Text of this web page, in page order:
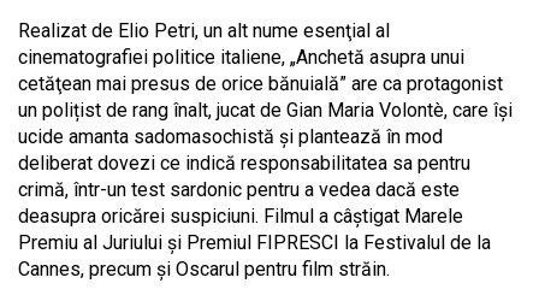
Realizat de Elio Petri, un alt nume esenţial al
cinematografiei politice italiene, „Anchetă asupra unui
cetăţean mai presus de orice bănuială” are ca protagonist
un polițist de rang înalt, jucat de Gian Maria Volontè, care își
ucide amanta sadomasochistă și plantează în mod
deliberat dovezi ce indică responsabilitatea sa pentru
crimă, într-un test sardonic pentru a vedea dacă este
deasupra oricărei suspiciuni. Filmul a câştigat Marele
Premiu al Juriului şi Premiul FIPRESCI la Festivalul de la
Cannes, precum şi Oscarul pentru film străin.